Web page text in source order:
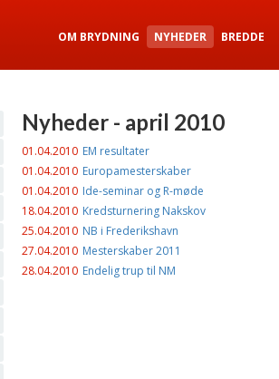
OM BRYDNING NYHEDER BREDDE
Nyheder - april 2010
01.04.2010 EM resultater
01.04.2010 Europamesterskaber
01.04.2010 Ide-seminar og R-møde
18.04.2010 Kredsturnering Nakskov
25.04.2010 NB i Frederikshavn
27.04.2010 Mesterskaber 2011
28.04.2010 Endelig trup til NM